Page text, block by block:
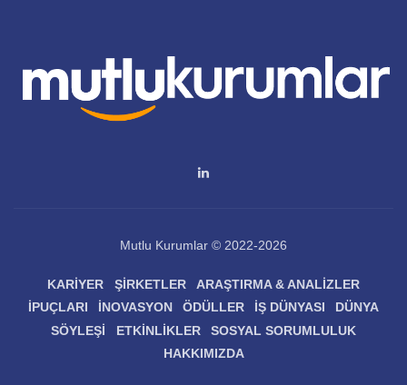
Mutlu Kurumlar © 2022-2026
KARIYER ŞIRKETLER
ARAŞTIRMA & ANALIZLER
İPUÇLARI
İNOVASYON ÖDÜLLER İŞ DÜNYASI
DÜNYA
SÖYLEŞI
ETKINLIKLER
SOSYAL SORUMLULUK
HAKKIMIZDA